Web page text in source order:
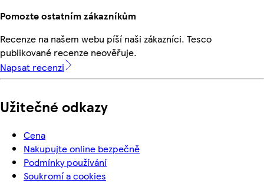
Pomozte ostatním zákazníkům
Recenze na našem webu píší naši zákazníci. Tesco
publikované recenze neověřuje.
Napsat recenzi
Užitečné odkazy
Cena
Nakupujte online bezpečně
Podmínky používání
Soukromí a cookies